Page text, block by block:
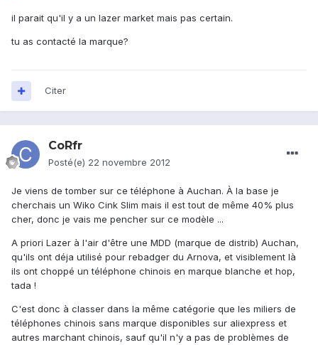
il parait qu'il y a un lazer market mais pas certain.
tu as contacté la marque?
Citer
CoRfr
Posté(e) 22 novembre 2012
Je viens de tomber sur ce téléphone à Auchan. À la base je
cherchais un Wiko Cink Slim mais il est tout de même 40% plus
cher, donc je vais me pencher sur ce modèle ...
A priori Lazer à l'air d'être une MDD (marque de distrib) Auchan,
qu'ils ont déja utilisé pour rebadger du Arnova, et visiblement là
ils ont choppé un téléphone chinois en marque blanche et hop,
tada !
C'est donc à classer dans la même catégorie que les miliers de
téléphones chinois sans marque disponibles sur aliexpress et
autres marchant chinois, sauf qu'il n'y a pas de problèmes de